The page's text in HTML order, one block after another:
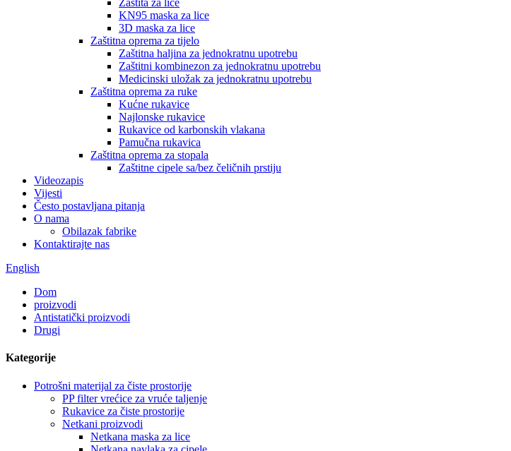
Zaštita za lice
KN95 maska ​​za lice
3D maska ​​za lice
Zaštitna oprema za tijelo
Zaštitna haljina za jednokratnu upotrebu
Zaštitni kombinezon za jednokratnu upotrebu
Medicinski uložak za jednokratnu upotrebu
Zaštitna oprema za ruke
Kućne rukavice
Najlonske rukavice
Rukavice od karbonskih vlakana
Pamučna rukavica
Zaštitna oprema za stopala
Zaštitne cipele sa/bez čeličnih prstiju
Videozapis
Vijesti
Često postavljana pitanja
O nama
Obilazak fabrike
Kontaktirajte nas
English
Dom
proizvodi
Antistatički proizvodi
Drugi
Kategorije
Potrošni materijal za čiste prostorije
PP filter vrećice za vruće taljenje
Rukavice za čiste prostorije
Netkani proizvodi
Netkana maska ​​za lice